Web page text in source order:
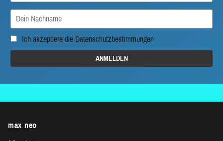
Ich akzeptiere die Datenschutzbestimmungen
max neo